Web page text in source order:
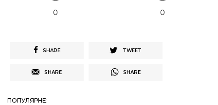
0 0
SHARE TWEET
SHARE SHARE
ПОПУЛЯРНЕ: